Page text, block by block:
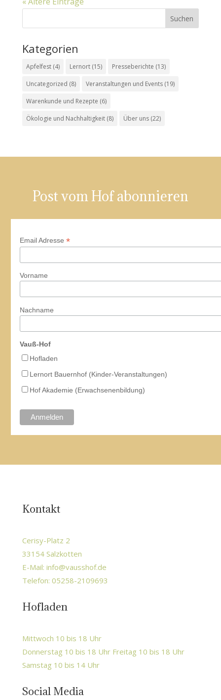
Kategorien
Apfelfest(4) Lernort(15) Presseberichte (13)
Uncategorized (8) Veranstaltungen und Events(19)
Warenkunde und Rezepte (6)
Ökologie und Nachhaltigkeit(8) Über uns(22)
Post vom Hof abonnieren
Email Adresse*
Vorname
Nachname
Vauß-Hof
Hofladen
Lernort Bauernhof (Kinder-Veranstaltungen)
Hof Akademie (Erwachsenenbildung)
Kontakt
Cerisy-Platz 2
33154 Salzkotten
E-Mail: info@vausshof.de
Telefon: 05258-2109693
Hofladen
Mittwoch 10 bis 18 Uhr
Donnerstag 10 bis 18 Uhr Freitag 10 bis 18 Uhr
Samstag 10 bis 14 Uhr
Social Media